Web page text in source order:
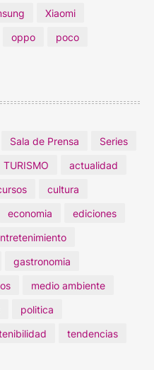
Xiaomi
oppo
poco
Sala de Prensa
Series
TURISMO
actualidad
cultura
economia
ediciones
gastronomia
medio ambiente
politica
tendencias